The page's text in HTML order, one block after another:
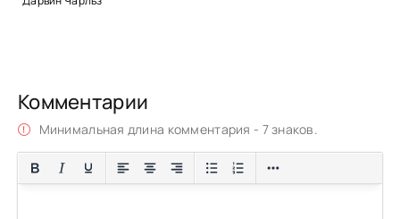
Комментарии
Минимальная длина комментария - 7 знаков.